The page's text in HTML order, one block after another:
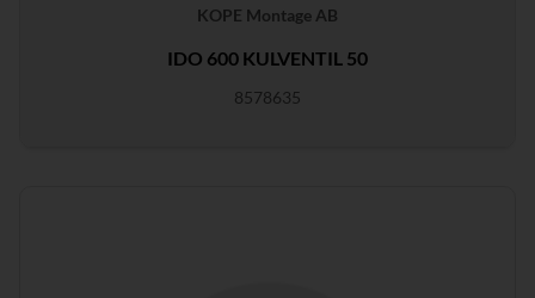
KOPE Montage AB
IDO 600 KULVENTIL 50
8578635